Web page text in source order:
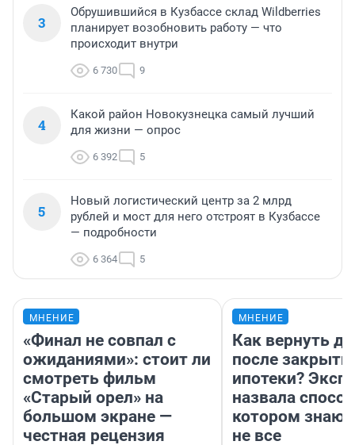
3
Обрушившийся в Кузбассе склад Wildberries
планирует возобновить работу — что
происходит внутри
6 730 9
4
Какой район Новокузнецка самый лучший
для жизни — опрос
6 392 5
5
Новый логистический центр за 2 млрд
рублей и мост для него отстроят в Кузбассе
— подробности
6 364 5
МНЕНИЕ
«Финал не совпал с
ожиданиями»: стоит ли
смотреть фильм
«Старый орел» на
большом экране —
честная рецензия
МНЕНИЕ
Как вернуть
после
ипотеки?
назвала
котором
не все